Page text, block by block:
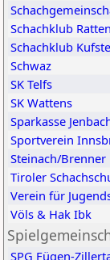
Schachklub
Schachklub
Schwaz
SK Telfs
SK Wattens
Sparkasse
Sportverein
Steinach/Brenner
Tiroler
Verein für
Völs & Hak Ibk
SPG Fügen-